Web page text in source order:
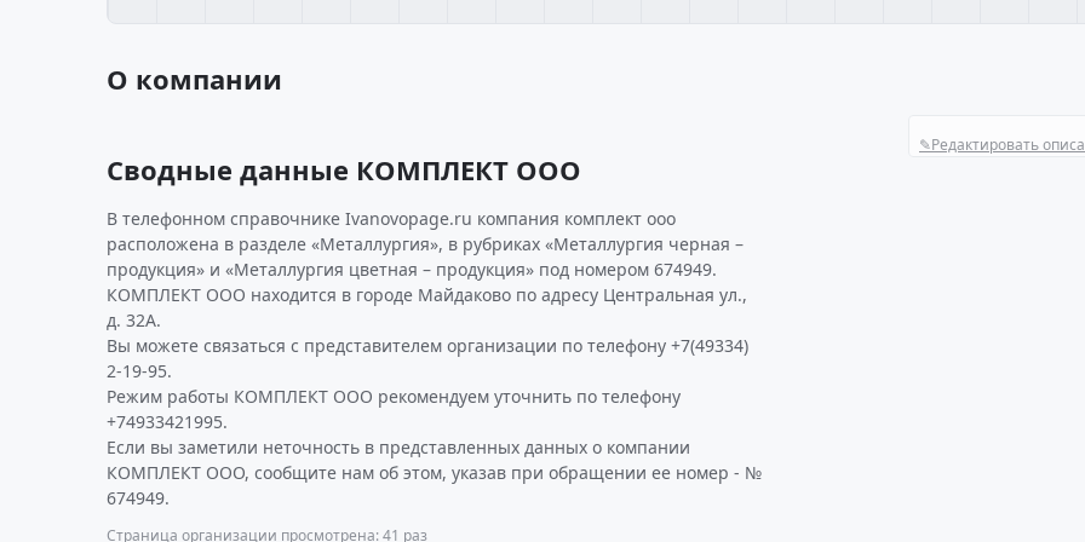
О компании
✎Редактировать
Сводные данные КОМПЛЕКТ ООО
В телефонном справочнике Ivanovopage.ru компания комплект ооо
расположена в разделе «Металлургия», в рубриках «Металлургия черная –
продукция» и «Металлургия цветная – продукция» под номером 674949.
КОМПЛЕКТ ООО находится в городе Майдаково по адресу Центральная ул.,
д. 32А.
Вы можете связаться с представителем организации по телефону +7(49334)
2-19-95.
Режим работы КОМПЛЕКТ ООО рекомендуем уточнить по телефону
+74933421995.
Если вы заметили неточность в представленных данных о компании
КОМПЛЕКТ ООО, сообщите нам об этом, указав при обращении ее номер - №
674949.
Страница организации просмотрена: 41 раз